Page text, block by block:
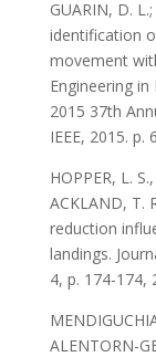
GUARIN, D.
identification
movement
Engineering
2015 37th
IEEE, 2015. p.
HOPPER, L.
ACKLAND, T.
reduction
landings.
4, p. 174-174,
ALENTORN-